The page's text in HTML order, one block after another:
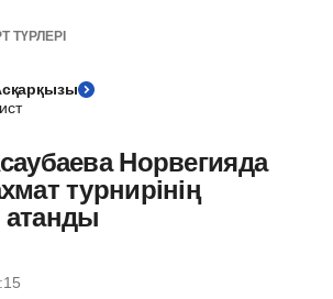
ТҮРЛЕРІ
Норвегияда
турнирінің